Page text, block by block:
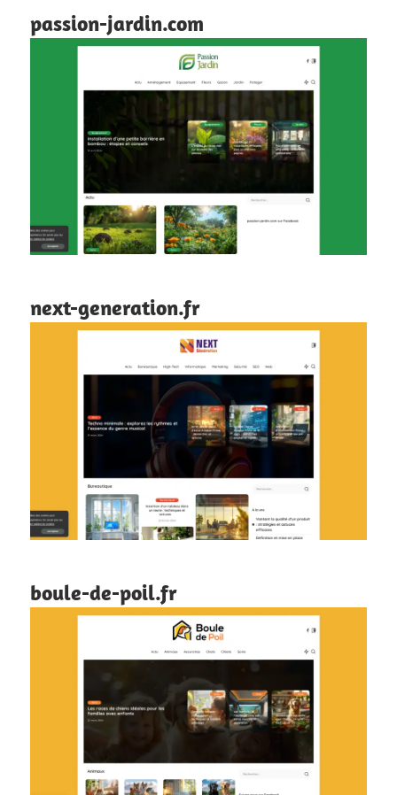
passion-jardin.com
next-generation.fr
boule-de-poil.fr